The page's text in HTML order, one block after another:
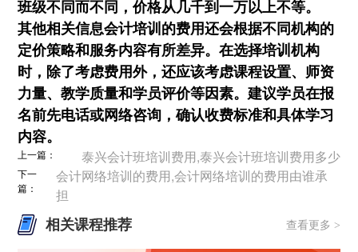
班级不同而不同，价格从几千到一万以上不等。
其他相关信息会计培训的费用还会根据不同机构的
定价策略和服务内容有所差异。在选择培训机构
时，除了考虑费用外，还应该考虑课程设置、师资
力量、教学质量和学员评价等因素。建议学员在报
名前先电话或网络咨询，确认收费标准和具体学习
内容。
上一篇： 泰兴会计班培训费用,泰兴会计班培训费用多少
下一
篇：
会计网络培训的费用,会计网络培训的费用由谁承
担
相关课程推荐 查看更多 >